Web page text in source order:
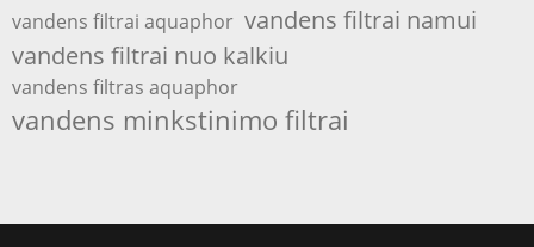
vandens filtrai aquaphor vandens filtrai namui
vandens filtrai nuo kalkiu
vandens filtras aquaphor
vandens minkstinimo filtrai